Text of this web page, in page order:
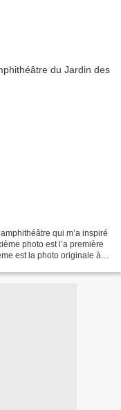
qui m’a inspiré
photo est l’a première
est la photo originale à